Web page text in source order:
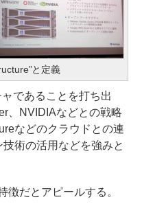
と定義
であることを打ち出
、NVIDIAなどとの戦略
などのクラウドとの連
術の活用などを強みと
だとアピールする。